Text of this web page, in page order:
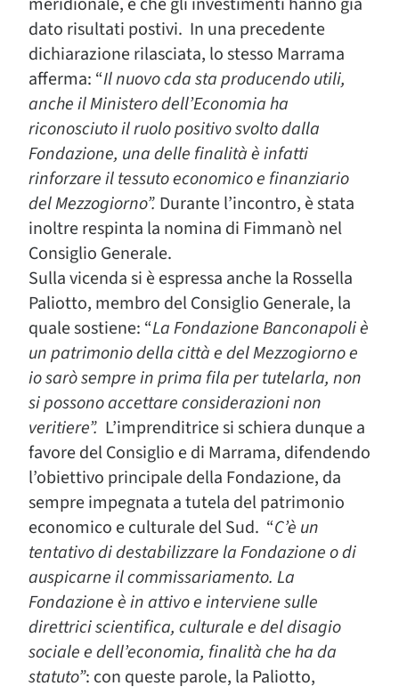
dato risultati postivi. In una precedente
dichiarazione rilasciata, lo stesso Marrama
afferma: “Il nuovo cda sta producendo utili,
anche il Ministero dell’Economia ha
riconosciuto il ruolo positivo svolto dalla
Fondazione, una delle finalità è infatti
rinforzare il tessuto economico e finanziario
del Mezzogiorno”. Durante l’incontro, è stata
inoltre respinta la nomina di Fimmanò nel
Consiglio Generale.
Sulla vicenda si è espressa anche la Rossella
Paliotto, membro del Consiglio Generale, la
quale sostiene: “La Fondazione Banconapoli è
un patrimonio della città e del Mezzogiorno e
io sarò sempre in prima fila per tutelarla, non
si possono accettare considerazioni non
veritiere”. L’imprenditrice si schiera dunque a
favore del Consiglio e di Marrama, difendendo
l’obiettivo principale della Fondazione, da
sempre impegnata a tutela del patrimonio
economico e culturale del Sud. “C’è un
tentativo di destabilizzare la Fondazione o di
auspicarne il commissariamento. La
Fondazione è in attivo e interviene sulle
direttrici scientifica, culturale e del disagio
sociale e dell’economia, finalità che ha da
statuto”: con queste parole, la Paliotto,